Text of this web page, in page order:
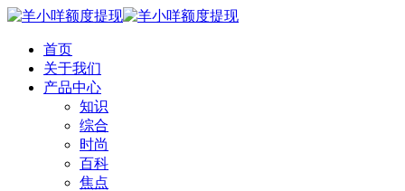
首页
关于我们
产品中心
知识
综合
时尚
百科
焦点